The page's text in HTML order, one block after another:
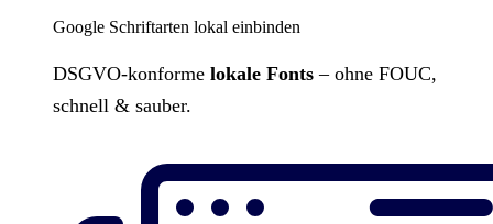
Google Schriftarten lokal einbinden
DSGVO-konforme lokale Fonts – ohne FOUC,
schnell & sauber.